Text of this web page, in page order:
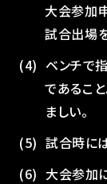
大会参加
試合出場
ベンチで
であるこ
ましい。
試合時に
大会参加